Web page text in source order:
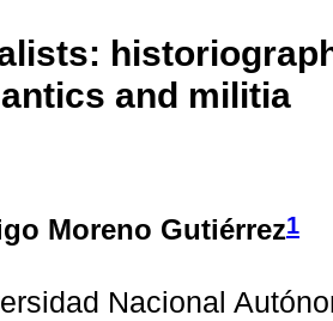
and militia
Moreno Gutiérrez1
Nacional